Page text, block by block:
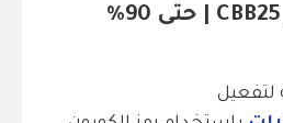
الإمارات اليوم | CBB25 | حتى 90%
لتفعيل